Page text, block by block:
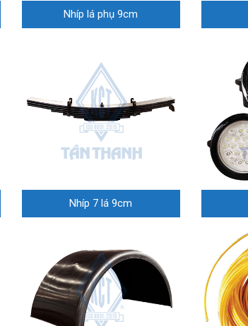
Nhíp lá phụ 9cm
Nhíp 7 lá 9cm